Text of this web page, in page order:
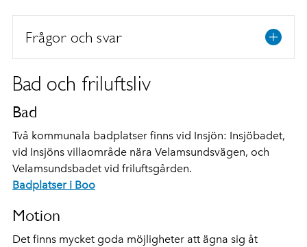
Frågor och svar
Bad och friluftsliv
Bad
Två kommunala badplatser finns vid Insjön: Insjöbadet,
vid Insjöns villaområde nära Velamsundsvägen, och
Velamsundsbadet vid friluftsgården.
Badplatser i Boo
Motion
Det finns mycket goda möjligheter att ägna sig åt